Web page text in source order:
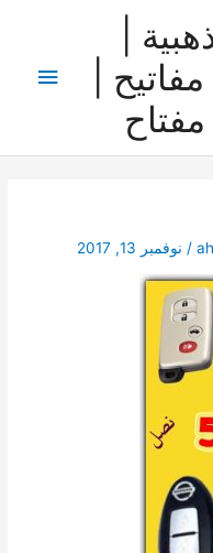
|
|
/ نوفمبر 13, 2017